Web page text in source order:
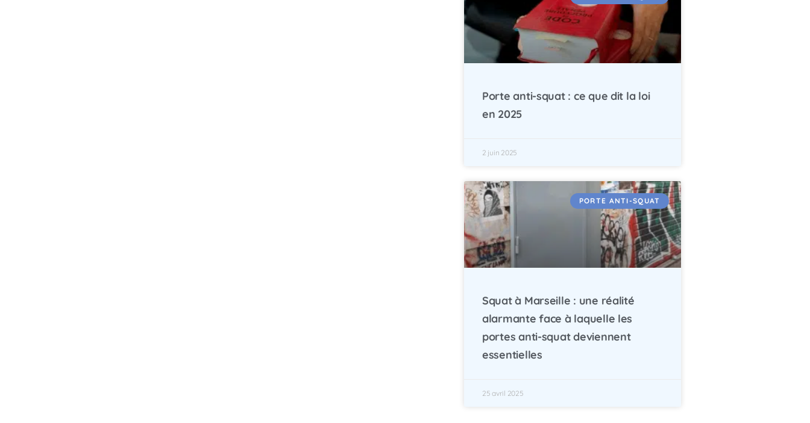
Porte anti-squat : ce que dit la loi
en 2025
2 juin 2025
PORTE ANTI-SQUAT
Squat à Marseille : une réalité
alarmante face à laquelle les
portes anti-squat deviennent
essentielles
25 avril 2025